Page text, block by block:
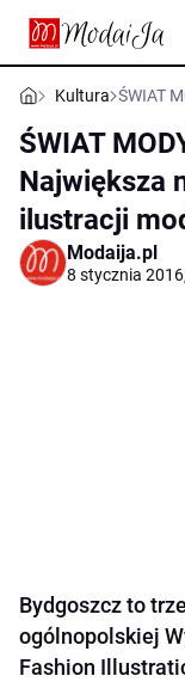
Kultura ŚWIAT
ŚWIAT
Największa
ilustracji
Modaija.pl
8 stycznia
Bydgoszcz to
ogólnopolskiej
Fashion